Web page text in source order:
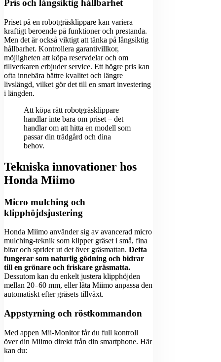
Pris och långsiktig hållbarhet
Priset på en robotgräsklippare kan variera
kraftigt beroende på funktioner och prestanda.
Men det är också viktigt att tänka på långsiktig
hållbarhet. Kontrollera garantivillkor,
möjligheten att köpa reservdelar och om
tillverkaren erbjuder service. Ett högre pris kan
ofta innebära bättre kvalitet och längre
livslängd, vilket gör det till en smart investering
i längden.
Att köpa rätt robotgräsklippare
handlar inte bara om priset – det
handlar om att hitta en modell som
passar din trädgård och dina
behov.
Tekniska innovationer hos
Honda Miimo
Micro mulching och
klipphöjdsjustering
Honda Miimo använder sig av avancerad micro
mulching-teknik som klipper gräset i små, fina
bitar och sprider ut det över gräsmattan. Detta
fungerar som naturlig gödning och bidrar
till en grönare och friskare gräsmatta.
Dessutom kan du enkelt justera klipphöjden
mellan 20–60 mm, eller låta Miimo anpassa den
automatiskt efter gräsets tillväxt.
Appstyrning och röstkommandon
Med appen Mii-Monitor får du full kontroll
över din Miimo direkt från din smartphone. Här
kan du: